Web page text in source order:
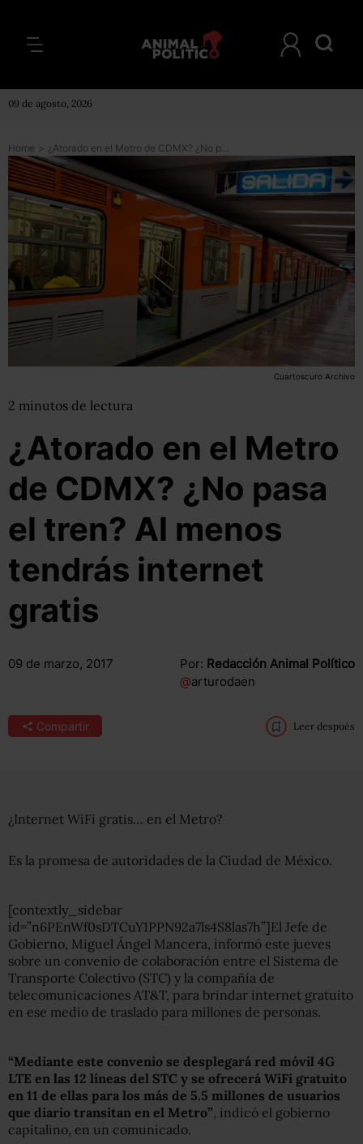
09 de agosto, 2026
Home > ¿Atorado en el Metro de CDMX? ¿No pasa el tren? Al menos tendrás internet gratis
Cuartoscuro Archivo
2 minutos de lectura
¿Atorado en el Metro
de CDMX? ¿No pasa
el tren? Al menos
tendrás internet
gratis
09 de marzo, 2017 Por: Redacción Animal Político
@arturodaen
Compartir Leer después
¿Internet WiFi gratis… en el Metro?
Es la promesa de autoridades de la Ciudad de México.
[contextly_sidebar
id=”n6PEnWf0sDTCuY1PPN92a7ls4S8las7h”]El Jefe de
Gobierno, Miguel Ángel Mancera, informó este jueves
sobre un convenio de colaboración entre el Sistema de
Transporte Colectivo (STC) y la compañía de
telecomunicaciones AT&T, para brindar internet gratuito
en ese medio de traslado para millones de personas.
“Mediante este convenio se desplegará red móvil 4G
LTE en las 12 líneas del STC y se ofrecerá WiFi gratuito
en 11 de ellas para los más de 5.5 millones de usuarios
que diario transitan en el Metro”, indicó el gobierno
capitalino, en un comunicado.